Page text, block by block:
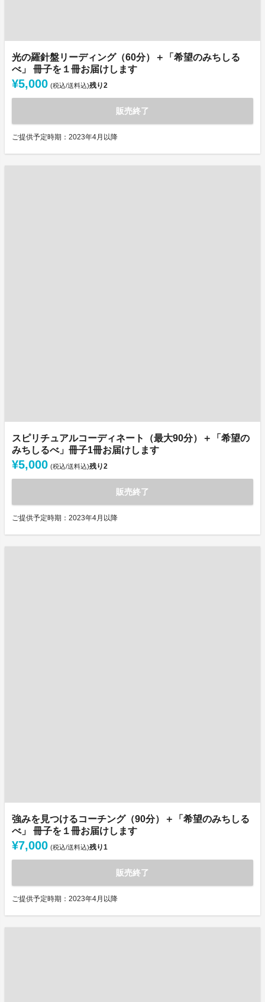
光の羅針盤リーディング（60分）＋「希望のみちしる
べ」 冊子を１冊お届けします
¥5,000 (税込/送料込)残り2
販売終了
ご提供予定時期：2023年4月以降
スピリチュアルコーディネート（最大90分）＋「希望の
みちしるべ」冊子1冊お届けします
¥5,000 (税込/送料込)残り2
販売終了
ご提供予定時期：2023年4月以降
強みを見つけるコーチング（90分）＋「希望のみちしる
べ」 冊子を１冊お届けします
¥7,000 (税込/送料込)残り1
販売終了
ご提供予定時期：2023年4月以降